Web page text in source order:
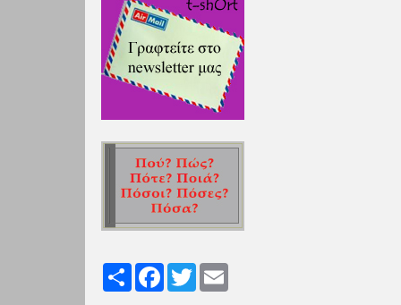
Share FacebookTwitter